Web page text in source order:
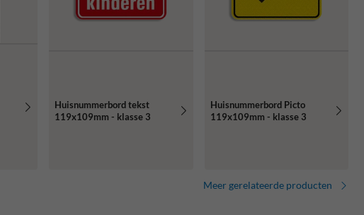
Huisnummerbord tekst
119x109mm - klasse 3
Huisnummerbord Picto
119x109mm - klasse 3
Meer gerelateerde producten